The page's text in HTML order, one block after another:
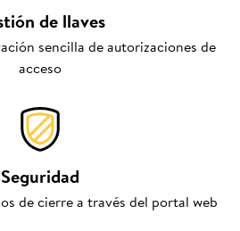
de llaves
sencilla de autorizaciones de
acceso
Seguridad
de cierre a través del portal web